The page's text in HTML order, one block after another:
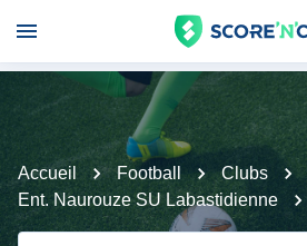
Accueil Football Clubs
Ent. Naurouze SU Labastidienne